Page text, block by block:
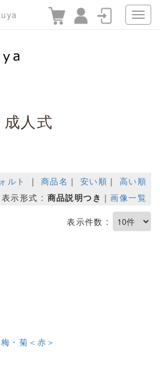
成人式
ルト ｜ 商品名 ｜ 安い順 ｜ 高い順
表示形式 : 商品説明つき ｜画像一覧
表示件数 :
・菊＜赤＞